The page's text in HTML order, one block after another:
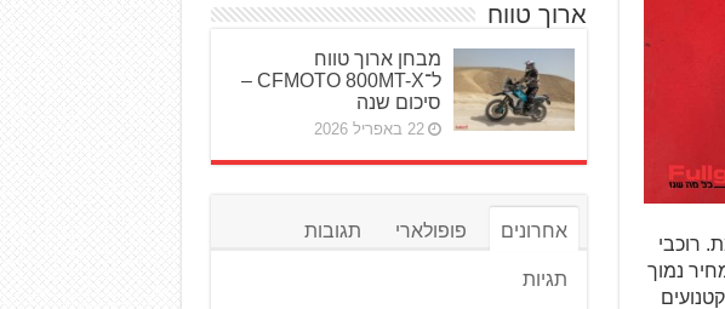
30 של המאה הקודמת. רוכבי
נמוך
ארוך טווח
מבחן ארוך טווח
ל־CFMOTO 800MT-X –
סיכום שנה
22 באפריל 2026
אחרונים פופולארי תגובות
תגיות